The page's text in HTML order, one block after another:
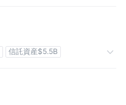
信託資産$5.5B